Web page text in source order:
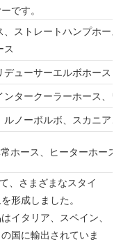
です。
、ストレートハンプホース
ス
デューサーエルボホース：
ンタークーラーホース、ワ
ルノーボルボ、スカニア、
ホース、ヒーターホース/
、さまざまなスタイ
形成しました。
イタリア、スペイン、
国に輸出されていま